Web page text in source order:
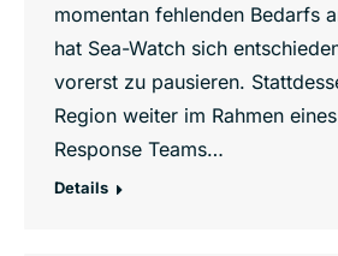
momentan fehlenden Bedarfs
hat Sea-Watch sich
vorerst zu pausieren.
Region weiter im Rahmen
Response Teams…
Details